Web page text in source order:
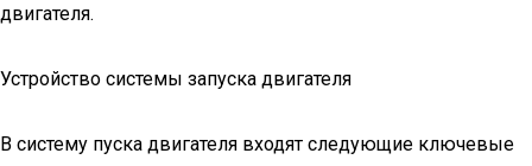
двигателя.
Устройство системы запуска двигателя
В систему пуска двигателя входят следующие ключевые